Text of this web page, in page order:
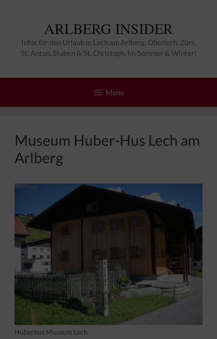
ARLBERG INSIDER
Infos für den Urlaub in Lech am Arlberg, Oberlech, Zürs,
St. Anton, Stuben & St. Christoph. Im Sommer & Winter!
Menu
Museum Huber-Hus Lech am
Arlberg
Huberhus Museum Lech